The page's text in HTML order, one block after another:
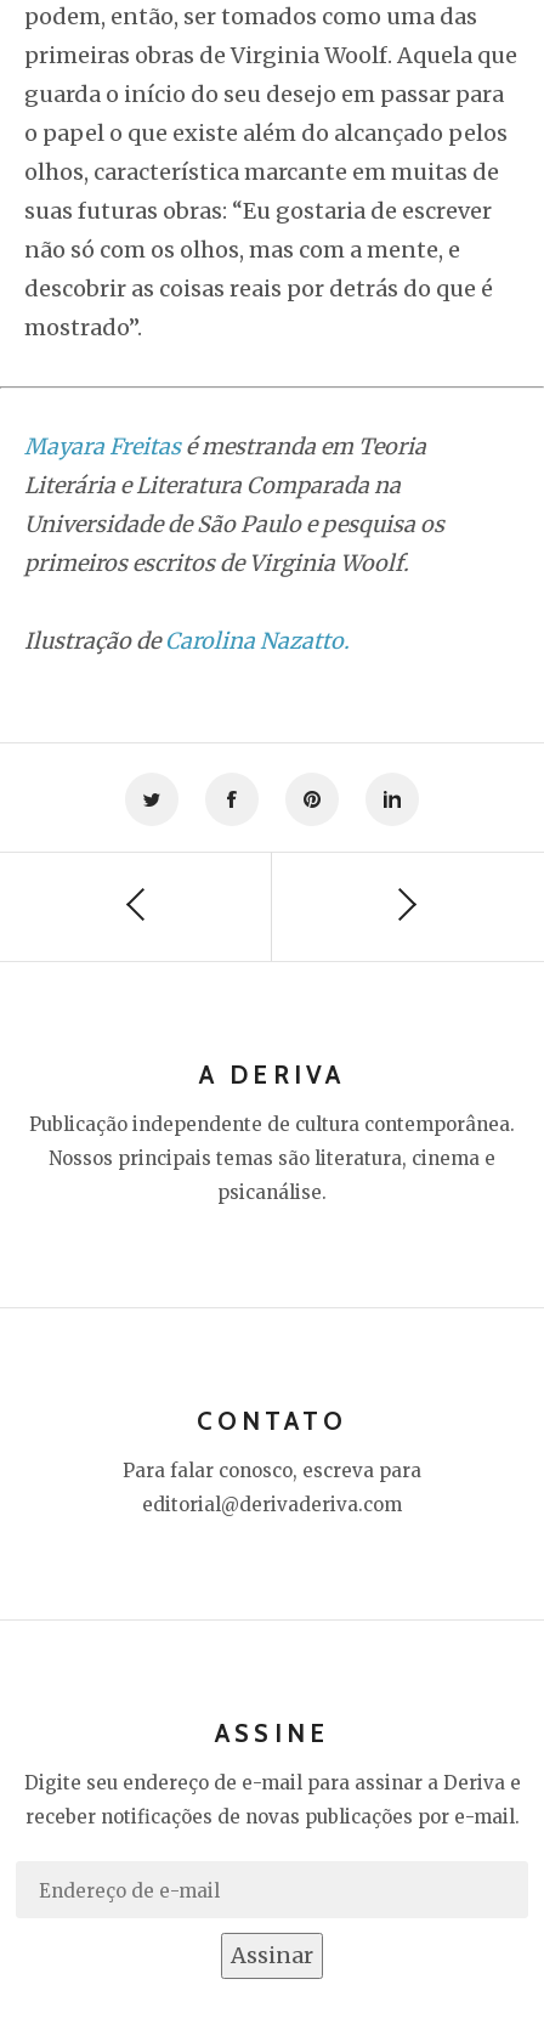
podem, então, ser tomados como uma das
primeiras obras de Virginia Woolf. Aquela que
guarda o início do seu desejo em passar para
o papel o que existe além do alcançado pelos
olhos, característica marcante em muitas de
suas futuras obras: “Eu gostaria de escrever
não só com os olhos, mas com a mente, e
descobrir as coisas reais por detrás do que é
mostrado”.
Mayara Freitasé mestranda em Teoria
Literária e Literatura Comparada na
Universidade de São Paulo e pesquisa os
primeiros escritos de Virginia Woolf.
Ilustração deCarolina Nazatto.
A DERIVA
Publicação independente de cultura contemporânea.
Nossos principais temas são literatura, cinema e
psicanálise.
CONTATO
Para falar conosco, escreva para
editorial@derivaderiva.com
ASSINE
Digite seu endereço de e-mail para assinar a Deriva e
receber notificações de novas publicações por e-mail.
Endereço
Assinar